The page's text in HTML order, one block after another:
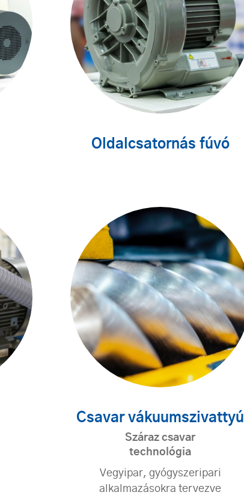
Oldalcsatornás fúvó
Csavar vákuumszivattyú
Száraz csavar
technológia
Vegyipar, gyógyszeripari
alkalmazásokra tervezve